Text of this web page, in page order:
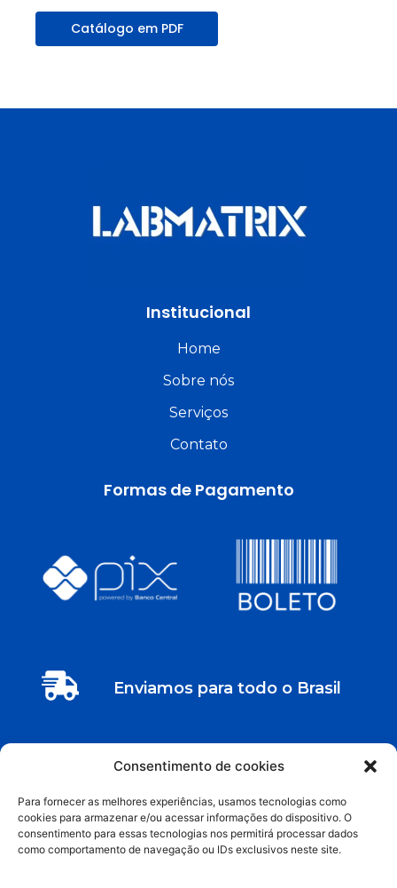
Consentimento de cookies
Para fornecer as melhores experiências, usamos tecnologias como
cookies para armazenar e/ou acessar informações do dispositivo. O
consentimento para essas tecnologias nos permitirá processar dados
como comportamento de navegação ou IDs exclusivos neste site.
Catálogo em PDF
Institucional
Home
Sobre nós
Serviços
Contato
Formas de Pagamento
Enviamos para todo o Brasil
Entre em contato
Rua Maria Aparecida Lotto Milaré 119 – Jd. Rosana -
Araras - SP
contato@labmatrix.com.br